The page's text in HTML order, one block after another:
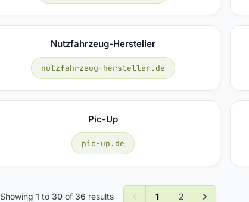
Nutzfahrzeug-Hersteller
nutzfahrzeug-hersteller.de
Pic-Up
pic-up.de
Showing 1 to 30of 36 results 1 2